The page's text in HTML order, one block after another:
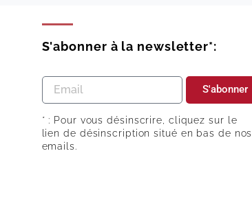
S'abonner à la newsletter*:
S'abonner
* : Pour vous désinscrire, cliquez sur le
lien de désinscription situé en bas de nos
emails.